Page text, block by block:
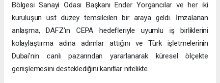
Bölgesi Sanayi Odası Başkanı Ender Yorgancılar ve her iki
kuruluşun üst düzey temsilcileri bir araya geldi. İmzalanan
anlaşma, DAFZ’ın CEPA hedefleriyle uyumlu iş birliklerini
kolaylaştırma adına adımlar attığını ve Türk işletmelerinin
Dubai’nin canlı pazarından yararlanarak küresel ölçekte
genişlemesini desteklediğini kanıtlar nitelikte.